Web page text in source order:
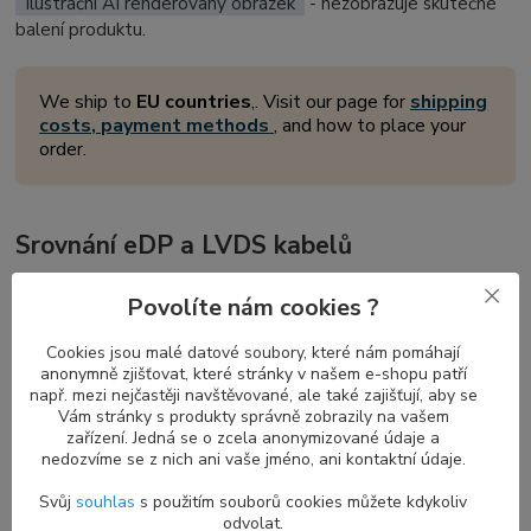
balení produktu.
We ship to EU countries,. Visit our page for shipping
costs, payment methods, and how to place your
order.
Srovnání eDP a LVDS kabelů
(Low-Voltage Differential
LCD kabelyspojují display se základní deskou v
liší se technologií a výkonem. eDP kabelpodporuje vyšší rozlišení
a rychlejší přenos dat, což zajišťuje plynulý chod displeje v
moderních zařízeních.LVDS kabel, také známý jakoLCD flex
, používá starší technologii přenosu a je flexibilní, což je
výhodné při montáži a opravách displejů. Hlavní rozdíl spočívá v
LVDS je vhodný pro starší nebo méně náročné displeje.
Povolíte nám cookies ?
Cookies jsou malé datové soubory, které nám pomáhají
anonymně zjišťovat, které stránky v našem e-shopu patří
např. mezi nejčastěji navštěvované, ale také zajišťují, aby se
Vám stránky s produkty správně zobrazily na vašem
zařízení. Jedná se o zcela anonymizované údaje a
nedozvíme se z nich ani vaše jméno, ani kontaktní údaje.
Svůj souhlas s použitím souborů cookies můžete kdykoliv
odvolat.